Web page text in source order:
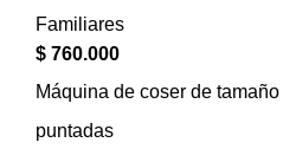
Familiares
$ 760.000
Máquina de coser de
puntadas